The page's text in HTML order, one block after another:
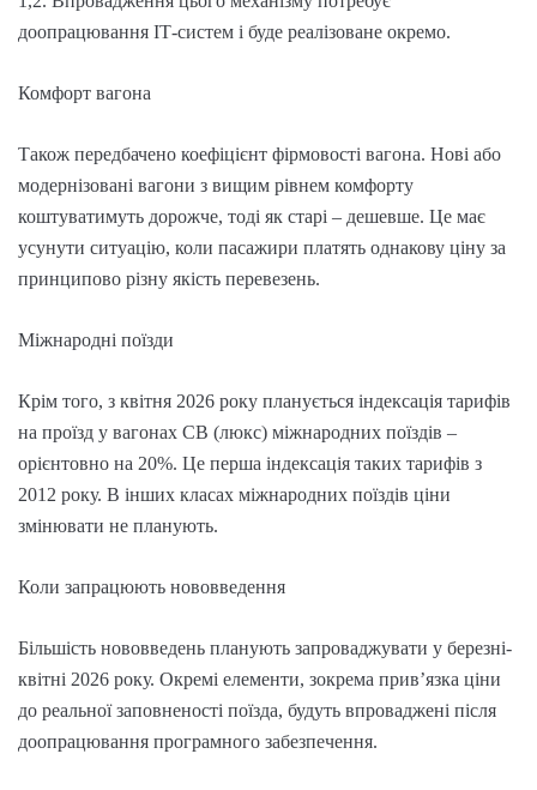
доопрацювання ІТ-систем і буде реалізоване окремо.
Комфорт вагона
Також передбачено коефіцієнт фірмовості вагона. Нові або
модернізовані вагони з вищим рівнем комфорту
коштуватимуть дорожче, тоді як старі – дешевше. Це має
усунути ситуацію, коли пасажири платять однакову ціну за
принципово різну якість перевезень.
Міжнародні поїзди
Крім того, з квітня 2026 року планується індексація тарифів
на проїзд у вагонах СВ (люкс) міжнародних поїздів –
орієнтовно на 20%. Це перша індексація таких тарифів з
2012 року. В інших класах міжнародних поїздів ціни
змінювати не планують.
Коли запрацюють нововведення
Більшість нововведень планують запроваджувати у березні-
квітні 2026 року. Окремі елементи, зокрема прив’язка ціни
до реальної заповненості поїзда, будуть впроваджені після
доопрацювання програмного забезпечення.